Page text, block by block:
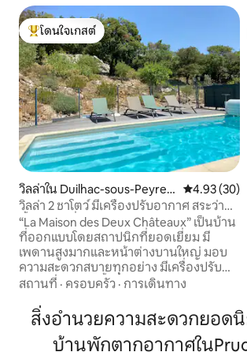
โดนใจเกสต์ที่สุด
โดนใจเกสต์
วิลล่าใน Duilhac-sous-Peyrep
ertuse
คะแนนเฉลี่ย
4.93 (30)
วิลล่า 2 ชาโตว์ มีเครื่องปรับอากาศ สระว่าย
น้ำ และวิวที่งดงาม
“La Maison des Deux Châteaux” เป็นบ้าน
ที่ออกแบบโดยสถาปนิกที่ยอดเยี่ยม มี
เพดานสูงมากและหน้าต่างบานใหญ่ มอบ
ความสะดวกสบายทุกอย่าง มีเครื่องปรับ
อากาศ สระว่ายน้ำที่มีระบบทำความร้อน
มิถุนายนถึงกันยายน) และสวนสไตล์
เมดิเตอร์เรเนียน—เป็นสถานที่ที่ยอดเยี่ยม
วิวที่น่าตื่นตาตื่นใจของปราสาท
สถานที่ · ครอบครัว · การเดินทาง
สิ่งอำนวยความสะดวกยอด
บ้านพักตากอากาศใน